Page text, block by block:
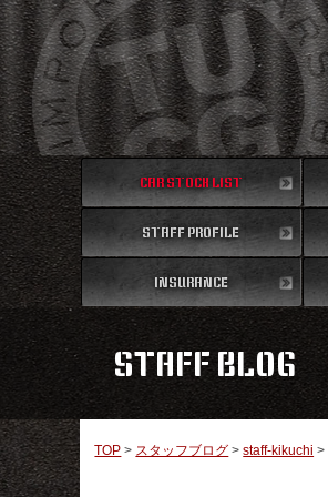
CAR STOCK LIST
在庫車両情報
STAFF PROFILE
スタッフ紹介
INSURANCE
STAFF BLOG
TOP > スタッフブログ >staff-kikuchi >